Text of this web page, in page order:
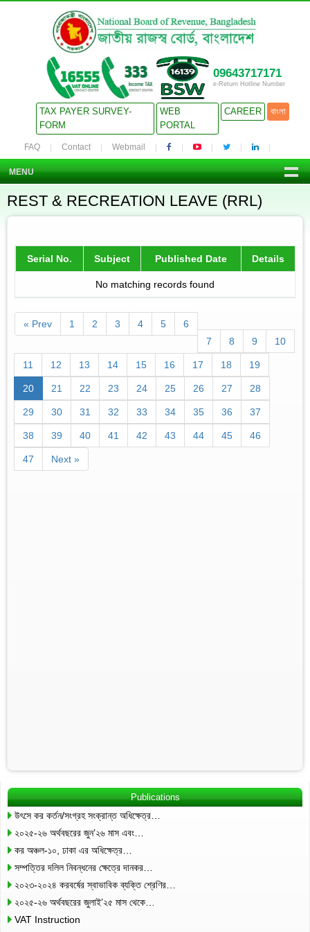
09643717171
e-Return Hotline Number
TAX PAYER SURVEY-
FORM
WEB
PORTAL
CAREER বাংলা
FAQ Contact Webmail
MENU
REST & RECREATION LEAVE (RRL)
Serial No. Subject Published Date Details
No matching records found
« Prev 1 2 3 4 5
6
7
8 9 10
11 12 13 14 15 16 17 18 19
20 21 22 23 24 25 26 27 28
29 30 31 32 33 34 35 36 37
38 39 40 41 42 43 44 45 46
47 Next »
Publications
উৎসে কর কর্তন/সংগ্রহ সংক্রান্ত অধিক্ষেত্র…
২০২৫-২৬ অর্থবছরের জুন’২৬ মাস এবং…
কর অঞ্চল-১০, ঢাকা এর অধিক্ষেত্র…
সম্পত্তির দলিল নিবন্ধনের ক্ষেত্রে দানকর…
২০২৩-২০২৪ করবর্ষের স্বাভাবিক ব্যক্তি শ্রেণির…
২০২৫-২৬ অর্থবছরের জুলাই’২৫ মাস থেকে…
VAT Instruction